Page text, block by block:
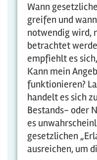
Wann
greifen und
notwendig wird,
betrachtet
empfiehlt es
Kann mein
funktionieren?
handelt es sich
Bestands- oder
es
gesetzlichen
ausreichen, um